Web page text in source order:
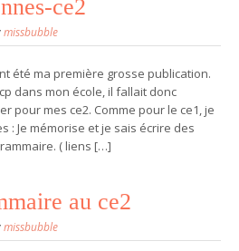
ce2
missbubble
été ma première grosse publication.
dans mon école, il fallait donc
pour mes ce2. Comme pour le ce1, je
: Je mémorise et je sais écrire des
( liens […]
au ce2
missbubble